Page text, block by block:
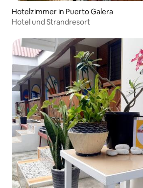
Hotelzimmer in Puerto Galera
Hotel und Strandresort